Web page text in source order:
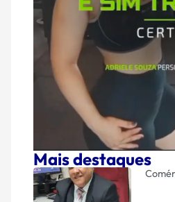
Mais destaques